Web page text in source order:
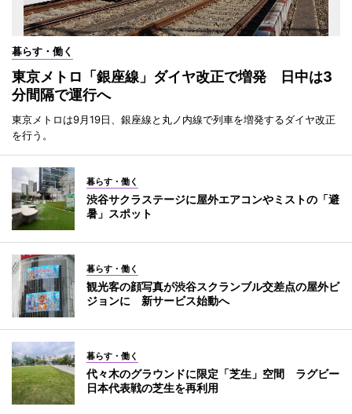
暮らす・働く
東京メトロ「銀座線」ダイヤ改正で増発 日中は3
分間隔で運行へ
東京メトロは9月19日、銀座線と丸ノ内線で列車を増発するダイヤ改正
を行う。
暮らす・働く
渋谷サクラステージに屋外エアコンやミストの「避
暑」スポット
暮らす・働く
観光客の顔写真が渋谷スクランブル交差点の屋外ビ
ジョンに 新サービス始動へ
暮らす・働く
代々木のグラウンドに限定「芝生」空間 ラグビー
日本代表戦の芝生を再利用